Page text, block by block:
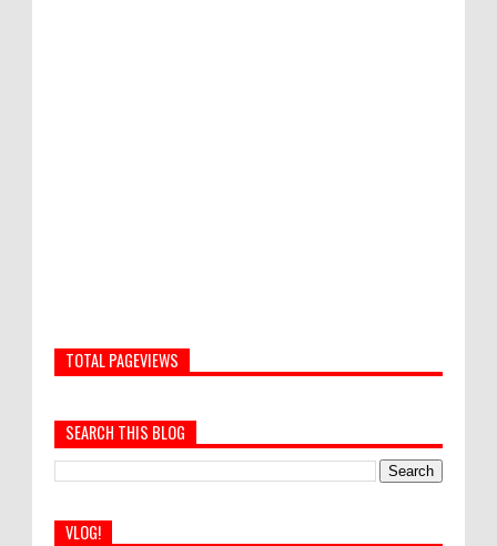
TOTAL PAGEVIEWS
SEARCH THIS BLOG
VLOG!